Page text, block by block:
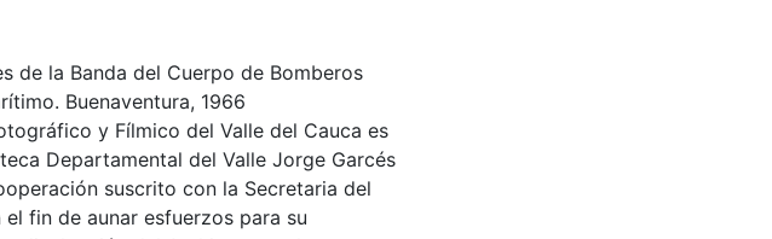
de la Banda del Cuerpo de Bomberos
Buenaventura, 1966
y Fílmico del Valle del Cauca es
Departamental del Valle Jorge Garcés
suscrito con la Secretaria del
fin de aunar esfuerzos para su